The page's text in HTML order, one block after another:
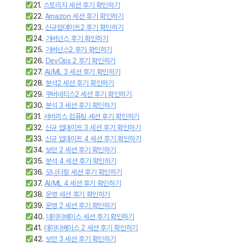
21. 스토리지 세션 후기 확인하기
22. Amazon 세션 후기 확인하기
23. 신규업데이트2 후기 확인하기
24. 거버넌스 후기 확인하기
25. 거버넌스2 후기 확인하기
26. DevOps 2 후기 확인하기
27. AI/ML 3 세션 후기 확인하기
28. 분석2 세션 후기 확인하기
29. 쿠버네티스2 세션 후기 확인하기
30. 분석 3 세션 후기 확인하기
31. 서버리스 컴퓨팅 세션 후기 확인하기
32. 신규 업데이트 3 세션 후기 확인하기
33. 신규 업데이트 4 세션 후기 확인하기
34. 보안 2 세션 후기 확인하기
35. 분석 4 세션 후기 확인하기
36. 모니터링 세션 후기 확인하기
37. AI/ML 4 세션 후기 확인하기
38. 운영 세션 후기 확인하기
39. 운영 2 세션 후기 확인하기
40. 데이터베이스 세션 후기 확인하기
41. 데이터베이스 2 세션 후기 확인하기
42. 보안 3 세션 후기 확인하기